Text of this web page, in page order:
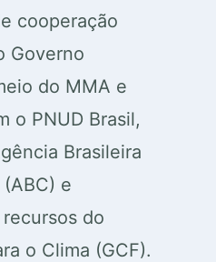
cooperação
Governo
do MMA e
o PNUD Brasil,
Brasileira
e
do
o Clima (GCF).